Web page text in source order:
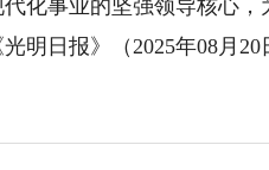
代化事业的坚强领导核心，
日报》（2025年08月20